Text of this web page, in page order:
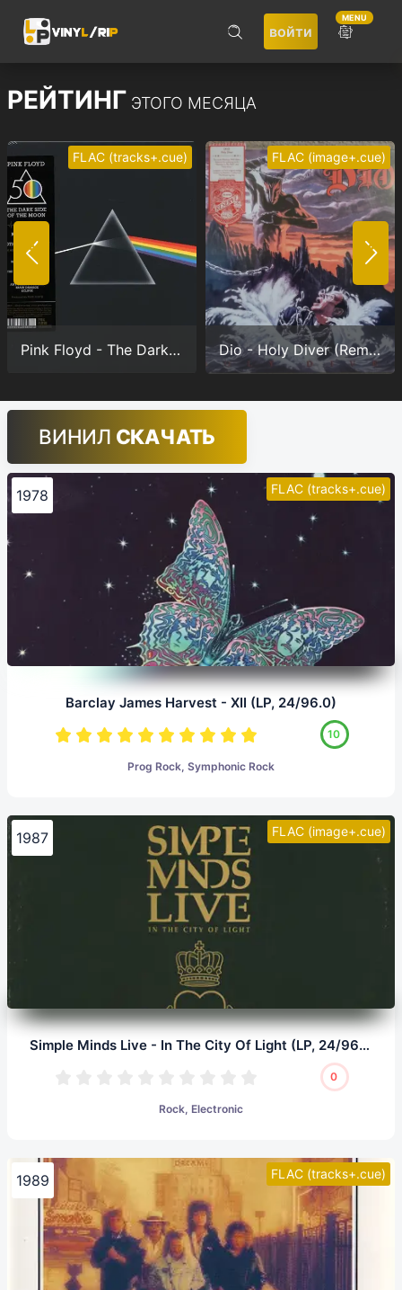
войти
Не запоминать меня
ВОЙТИ
Регистрация
MENU
ПОИСК
РЕЙТИНГ ЭТОГО МЕСЯЦА
FLAC (tracks+.cue)
Pink Floyd - The Dark Side Of The Moon (Anniversary version) (24/192.0)
FLAC (image+.cue)
Dio - Holy Diver (Remastered) (24/96.0)
ВИНИЛ СКАЧАТЬ
FLAC (tracks+.cue)
1978
Barclay James Harvest - XII (LP, 24/96.0)
10
Prog Rock, Symphonic Rock
FLAC (image+.cue)
1987
Simple Minds Live - In The City Of Light (LP, 24/96.0)
0
Rock, Electronic
FLAC (tracks+.cue)
1989